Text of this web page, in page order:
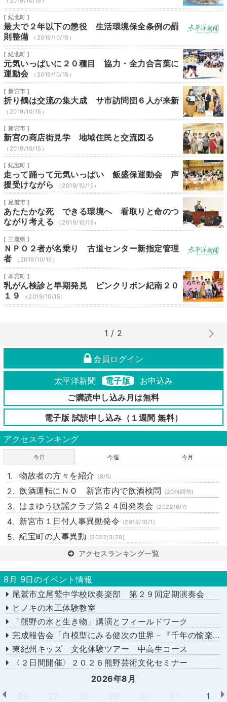
[ 紀北町 ]
最大で２年以下の懲役 生活環境保全条例の罰
則整備
（2019/10/15）
[ 紀北町 ]
元気いっぱいに２０種目 協力・全力合言葉に
運動会
（2019/10/15）
[ 新宮市 ]
折り鶴は交流の集大成 サ市訪問団６人が来新
（2019/10/15）
[ 新宮市 ]
新宮の商店街見学 地域住民と交流図る
（2019/10/15）
[ 紀宝町 ]
走って踊って元気いっぱい 飯盛保運動会 声
援受けながら
（2019/10/15）
[ 尾鷲市 ]
あたたかな死 できる環境へ 看取りと命のつ
ながり考える
（2019/10/15）
[ 三重県 ]
ＮＰＯ２者が名乗り 古道センター新指定管理
者
（2019/10/15）
[ 本宮町 ]
乳がん検診と早期発見 ピンクリボン紀南２０
１９
（2019/10/15）
1 / 2
会員ログイン
太平洋新聞 電子版
お申込み
ご購読申し込み月は無料
電子版 試読申し込み（１週間 無料）
アクセスランキング
今日 今週 今月
物故者の方々を紹介 (8/5)
飲酒運転にＮＯ 新宮市内で飲酒検問 (20時間前)
はまゆう歌謡クラブ第２４回発表会 (2022/6/7)
新宮市１日付人事異動発令 (2019/10/1)
紀宝町の人事異動 (2022/3/28)
アクセスランキング一覧
8月 9日のイベント情報
尾鷲市立尾鷲中学校吹奏楽部 第２９回定期演奏会
ヒノキの木工体験教室
「熊野の水と生き物」講演とフィールドワーク
完成報告会「白模型にみる健次の世界－『千年の愉楽』『奇蹟』より－」
東紀州キッズ 文化体験ツアー 中高生コース
〈２日間開催〉２０２６熊野芸術文化セミナー
2026年8月
26
1